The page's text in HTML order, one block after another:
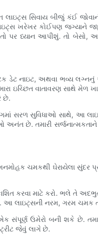
લાઇટ્સ સિવાય બીજું કંઈ
ખરેખર કોઈપણ જગ્યાને
પર ધ્યાન આપીશું. તો
ડેટ નાઇટ, અથવા ભવ્ય
વાતાવરણ સાથે મેળ
છે.
સરળ સુવિધાઓ સાથે, આ
છે. તમારી
ચમકથી ઘેરાયેલા સુંદર
કરવા માટે કરો. ભલે તે
આ લાઇટ્સની નરમ, ગરમ
ઉમેરો બની શકે છે.
જેવું લાગે છે.